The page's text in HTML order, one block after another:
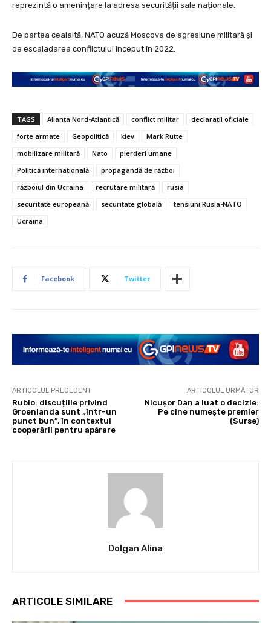
reprezintă o amenințare la adresa securității sale naționale.
De partea cealaltă, NATO acuză Moscova de agresiune militară și
de escaladarea conflictului început în 2022.
TAGS Alianța Nord-Atlantică conflict militar
declarații oficiale
forțe armate
Geopolitică kiev
Mark Rutte
mobilizare militară
Nato
pierderi umane
Politică internațională
propagandă de război
războiul din Ucraina
recrutare militară
rusia
securitate europeană
securitate globală
tensiuni Rusia-NATO
Ucraina
Facebook Twitter
ARTICOLUL PRECEDENT
Rubio: discuțiile privind
Groenlanda sunt „într-un
punct bun”, în contextul
cooperării pentru apărare
ARTICOLUL URMĂTOR
Nicușor Dan a luat o decizie:
Pe cine numește premier
(Surse)
Dolgan Alina
ARTICOLE SIMILARE